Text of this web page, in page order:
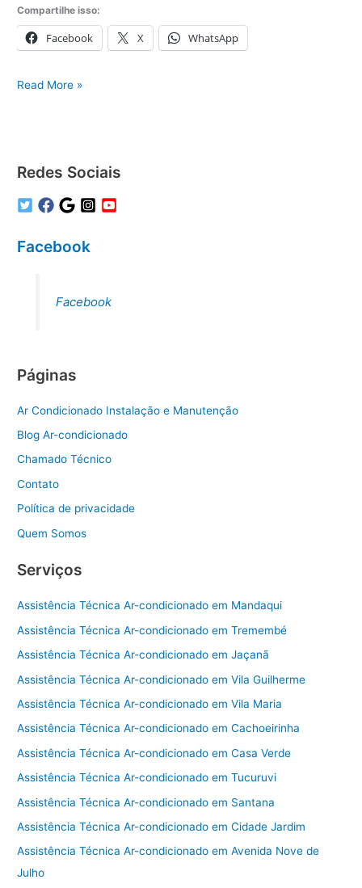
Compartilhe isso:
Facebook X WhatsApp
Ar
Read More »
Redes Sociais
Facebook
Facebook
Páginas
Ar Condicionado Instalação e Manutenção
Blog Ar-condicionado
Chamado Técnico
Contato
Política de privacidade
Quem Somos
Serviços
Assistência Técnica Ar-condicionado em Mandaqui
Assistência Técnica Ar-condicionado em Tremembé
Assistência Técnica Ar-condicionado em Jaçanã
Assistência Técnica Ar-condicionado em Vila Guilherme
Assistência Técnica Ar-condicionado em Vila Maria
Assistência Técnica Ar-condicionado em Cachoeirinha
Assistência Técnica Ar-condicionado em Casa Verde
Assistência Técnica Ar-condicionado em Tucuruvi
Assistência Técnica Ar-condicionado em Santana
Assistência Técnica Ar-condicionado em Cidade Jardim
Assistência Técnica Ar-condicionado em Avenida Nove de
Julho